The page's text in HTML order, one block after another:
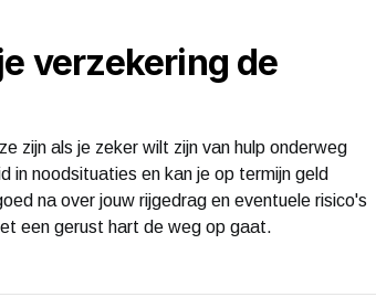
verzekering de
zijn als je zeker wilt zijn van hulp onderweg
in noodsituaties en kan je op termijn geld
na over jouw rijgedrag en eventuele risico's
een gerust hart de weg op gaat.